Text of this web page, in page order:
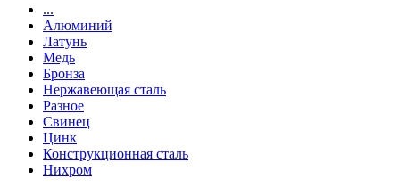
...
Алюминий
Латунь
Медь
Бронза
Нержавеющая сталь
Разное
Свинец
Цинк
Конструкционная сталь
Нихром